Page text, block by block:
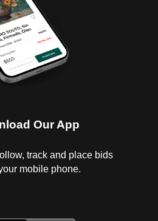
lisas; Interiores
con sucio; Instrumentos en
Suspensión de aire sin
estado; Carrocería con
con daño, defensa con daño
rueda en regular estado sin
Our App
track and place bids
mobile phone.